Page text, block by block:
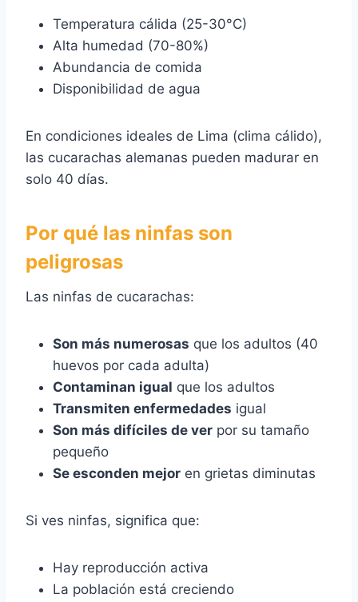
Temperatura cálida (25-30°C)
Alta humedad (70-80%)
Abundancia de comida
Disponibilidad de agua
En condiciones ideales de Lima (clima cálido),
las cucarachas alemanas pueden madurar en
solo 40 días.
Por qué las ninfas son
peligrosas
Las ninfas de cucarachas:
Son más numerosas que los adultos (40
huevos por cada adulta)
Contaminan igual que los adultos
Transmiten enfermedades igual
Son más difíciles de ver por su tamaño
pequeño
Se esconden mejor en grietas diminutas
Si ves ninfas, significa que:
Hay reproducción activa
La población está creciendo